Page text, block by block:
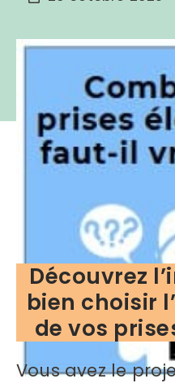
Découvrez
bien choisir
de vos
Vous avez le